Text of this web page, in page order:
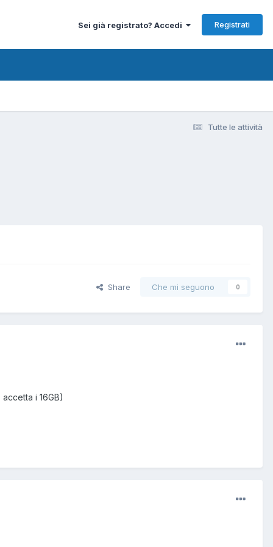
Sei già registrato? Accedi Registrati
Tutte le attività
Share Che mi seguono 0
i 16GB)